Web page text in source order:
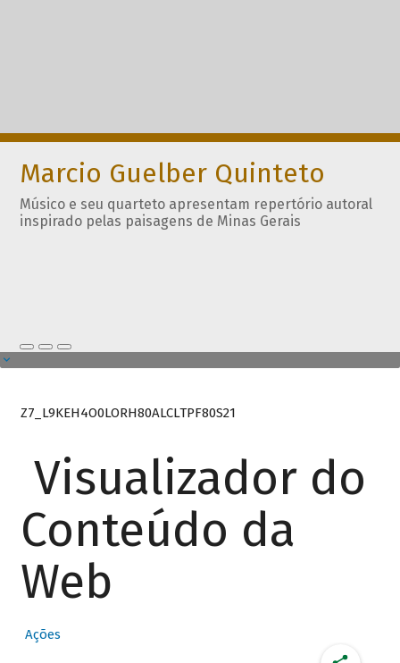
Marcio Guelber Quinteto
Músico e seu quarteto apresentam repertório autoral
inspirado pelas paisagens de Minas Gerais
Z7_L9KEH4O0LORH80ALCLTPF80S21
Visualizador do
Conteúdo da
Web
Ações